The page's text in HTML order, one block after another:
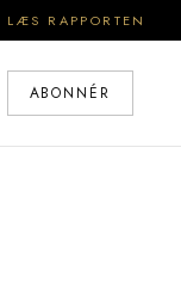
LÆS RAPPORTEN
ABONNÉR